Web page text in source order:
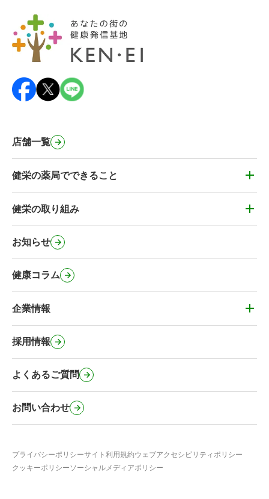
店舗一覧
健栄の薬局でできること
かかりつけ薬剤師・健康&お薬相談
薬剤師の在宅訪問
処方箋事前送信サービス
オンライン服薬指導・電子サービス
健栄の取り組み
健栄のカフェ
健栄のコミュニティ施設
健栄の社会に対する取り組み
お知らせ
健康コラム
企業情報
事業内容・健栄の特徴
会社概要・沿革
行動計画
採用情報
よくあるご質問
お問い合わせ
プライバシーポリシーサイト利用規約ウェブアクセシビリティポリシー
クッキーポリシーソーシャルメディアポリシー